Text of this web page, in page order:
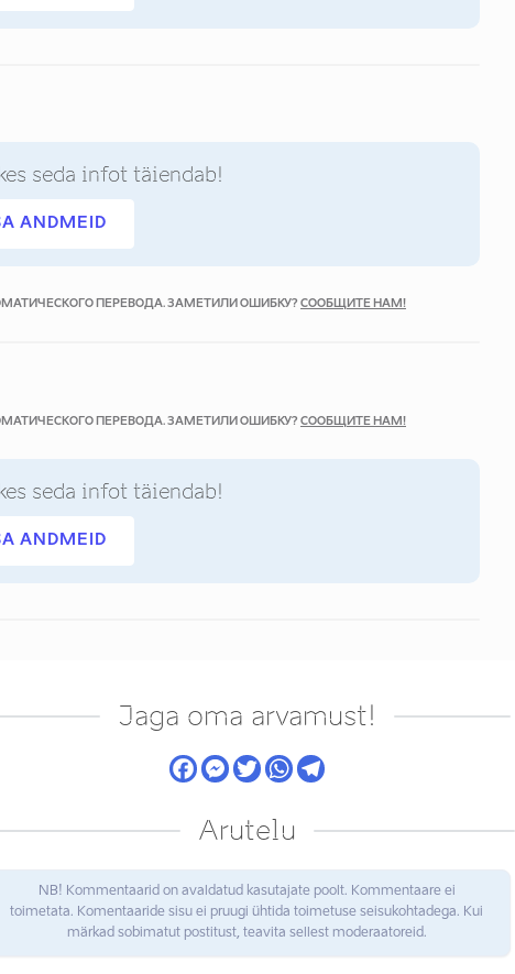
seda infot täiendab!
ANDMEID
ПЕРЕВОДА. ЗАМЕТИЛИ ОШИБКУ? СООБЩИТЕ НАМ!
ПЕРЕВОДА. ЗАМЕТИЛИ ОШИБКУ? СООБЩИТЕ НАМ!
seda infot täiendab!
ANDMEID
Jaga oma arvamust!
Arutelu
NB! Kommentaarid on avaldatud kasutajate poolt. Kommentaare ei
toimetata. Komentaaride sisu ei pruugi ühtida toimetuse seisukohtadega. Kui
märkad sobimatut postitust, teavita sellest moderaatoreid.